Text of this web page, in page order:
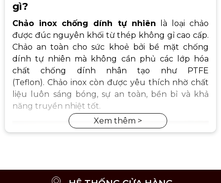
gì?
Chảo inox chống dính tự nhiên là loại chảo
được đúc nguyên khối từ thép không gỉ cao cấp.
Chảo an toàn cho sức khoẻ bởi bề mặt chống
dính tự nhiên mà không cần phủ các lớp hóa
chất chống dính nhân tạo như PTFE
(Teflon). Chảo inox còn được yêu thích nhờ chất
liệu luôn sáng bóng, sự an toàn, bền bỉ và khả
năng truyền nhiệt tốt.